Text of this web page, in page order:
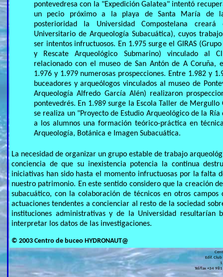
pontevedresa con la "Expedición Galatea" intentó
un pecio próximo a la playa de Santa María de la
posterioridad la Universidad Compostelana creará
Universitario de Arqueología Subacuática), cuyos
ser intentos infructuosos. En 1.975 surge el GIRAS
y Rescate Arqueológico Submarino) vinculado al
relacionado con el museo de San Antón de A Coruña,
1.976 y 1.979 numerosas prospecciones. Entre 1.982 y
buceadores y arqueólogos vinculados al museo de
Arqueología Alfredo García Alén) realizaron
pontevedrés. En 1.989 surge la Escola Taller de Mergullo
se realiza un "Proyecto de Estudio Arqueológico de la Ría
a los alumnos una formación teórico-práctica en
Arqueología, Botánica e Imagen Subacuática.
La necesidad de organizar un grupo estable de trabajo
conciencia de que su inexistencia potencia la continua
iniciativas han sido hasta el momento infructuosas por la falta
nuestro patrimonio. En este sentido considero que la creación
subacuático, con la colaboración de técnicos en otros
actuaciones tendentes a concienciar al resto de la sociedad
instituciones administrativas y de la Universidad
interpretar los datos de las investigaciones.
© 2003 Centro de buceo HYDRONAUT@
Edif.